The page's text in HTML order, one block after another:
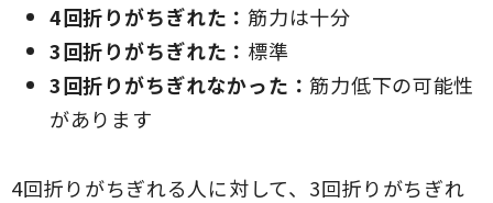
4回折りがちぎれた：筋力は十分
3回折りがちぎれた： 標準
3回折りがちぎれなかった：筋力低下の可能性
があります
4回折りがちぎれる人に対して、3回折りがちぎれ